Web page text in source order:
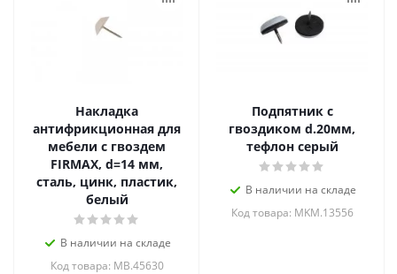
Накладка
антифрикционная для
мебели с гвоздем
FIRMAX, d=14 мм,
сталь, цинк, пластик,
белый
В наличии на складе
Код товара: MB.45630
Подпятник с
гвоздиком d.20мм,
тефлон серый
В наличии на складе
Код товара: MKM.13556